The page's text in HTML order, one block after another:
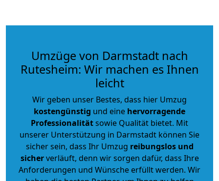
Umzüge von Darmstadt nach
Rutesheim: Wir machen es Ihnen
leicht
Wir geben unser Bestes, dass hier Umzug
kostengünstig und eine hervorragende
Professionalitätsowie Qualität bietet. Mit
unserer Unterstützung in Darmstadt können Sie
sicher sein, dass Ihr Umzug reibungslos und
sicherverläuft, denn wir sorgen dafür, dass Ihre
Anforderungen und Wünsche erfüllt werden. Wir